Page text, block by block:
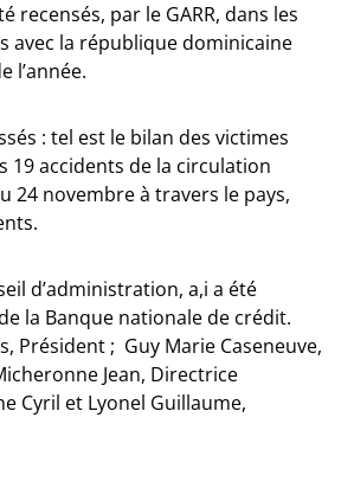
recensés, par le GARR, dans les
avec la république dominicaine
l’année.
: tel est le bilan des victimes
19 accidents de la circulation
24 novembre à travers le pays,
d’administration, a,i a été
la Banque nationale de crédit.
Président ; Guy Marie Caseneuve,
Jean, Directrice
Cyril et Lyonel Guillaume,